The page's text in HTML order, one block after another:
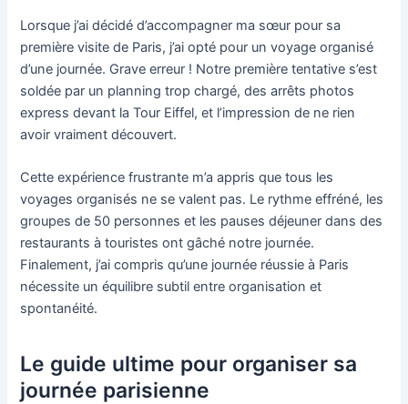
Lorsque j’ai décidé d’accompagner ma sœur pour sa
première visite de Paris, j’ai opté pour un voyage organisé
d’une journée. Grave erreur ! Notre première tentative s’est
soldée par un planning trop chargé, des arrêts photos
express devant la Tour Eiffel, et l’impression de ne rien
avoir vraiment découvert.
Cette expérience frustrante m’a appris que tous les
voyages organisés ne se valent pas. Le rythme effréné, les
groupes de 50 personnes et les pauses déjeuner dans des
restaurants à touristes ont gâché notre journée.
Finalement, j’ai compris qu’une journée réussie à Paris
nécessite un équilibre subtil entre organisation et
spontanéité.
Le guide ultime pour organiser sa
journée parisienne